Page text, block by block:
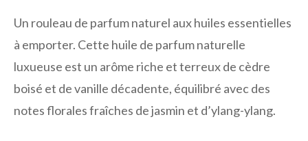
Un rouleau de parfum naturel aux huiles essentielles
à emporter. Cette huile de parfum naturelle
luxueuse est un arôme riche et terreux de cèdre
boisé et de vanille décadente, équilibré avec des
notes florales fraîches de jasmin et d’ylang-ylang.